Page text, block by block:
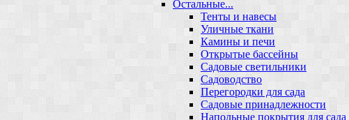
Остальные...
Тенты и навесы
Уличные ткани
Камины и печи
Открытые бассейны
Садовые светильники
Садоводство
Перегородки для сада
Садовые принадлежности
Напольные покрытия для сада